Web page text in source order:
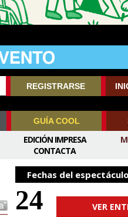
REGISTRARSE
GUÍA COOL
EDICIÓN IMPRESA
CONTACTA
Fechas del espectáculo
24 VER